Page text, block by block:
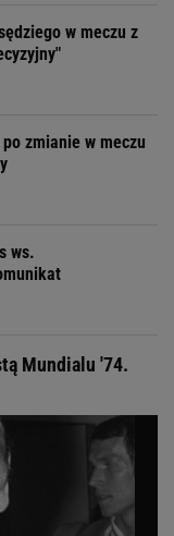
w meczu z
zmianie w meczu
ws.
Mundialu '74.